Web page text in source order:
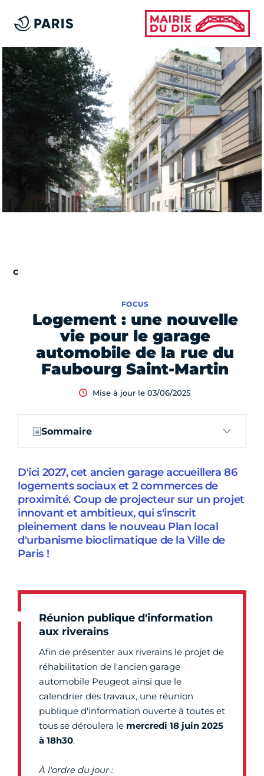
Logement : une nouvelle
vie pour le garage
automobile de la rue du
Faubourg Saint-Martin
FOCUS
Mise à jour le 03/06/2025
Sommaire
D'ici 2027, cet ancien garage accueillera 86
logements sociaux et 2 commerces de
proximité. Coup de projecteur sur un projet
innovant et ambitieux, qui s'inscrit
pleinement dans le nouveau Plan local
d'urbanisme bioclimatique de la Ville de
Paris !
Réunion publique d'information
aux riverains
Afin de présenter aux riverains le projet de
réhabilitation de l'ancien garage
automobile Peugeot ainsi que le
calendrier des travaux, une réunion
publique d'information ouverte à toutes et
tous se déroulera le mercredi 18 juin 2025
à 18h30.
À l'ordre du jour :